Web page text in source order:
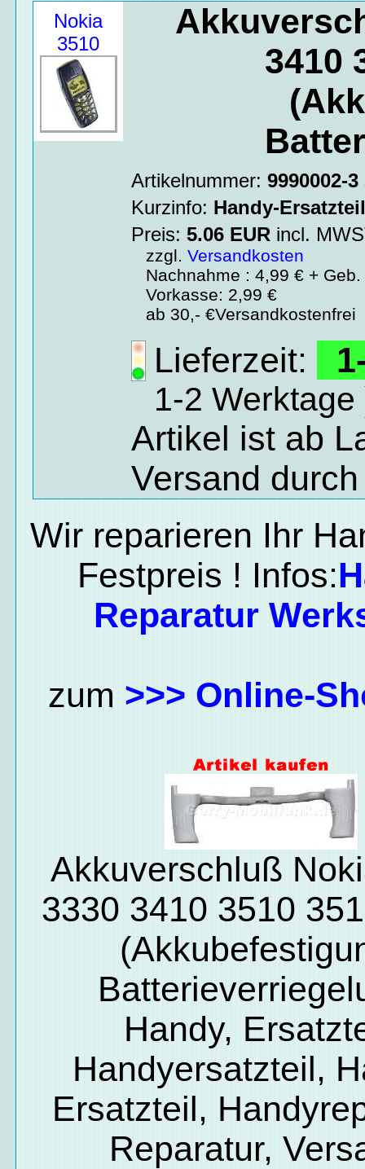
Nokia
3510
3410
Artikelnummer:9990002-3
Kurzinfo: Handy-
Preis:5.06 EUR incl.
zzgl.Versandkosten
Nachnahme : 4,99 € + Geb.
Vorkasse: 2,99 €
ab 30,- €Versandkostenfrei
Lieferzeit:
1-2 Werktage
Artikel ist ab
Versand
Wir reparieren Ihr
Festpreis ! Infos:
Reparatur
zum >>> Online-
Akkuverschluß
3330 3410 3510
Handy,
Handyersatzteil,
Ersatzteil,
Reparatur,